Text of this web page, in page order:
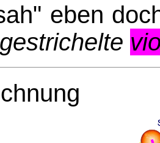
eben
gestrichelte